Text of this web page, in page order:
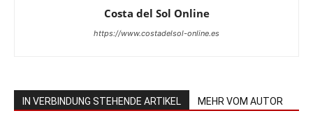
Costa del Sol Online
https://www.costadelsol-online.es
IN VERBINDUNG STEHENDE ARTIKEL MEHR VOM AUTOR